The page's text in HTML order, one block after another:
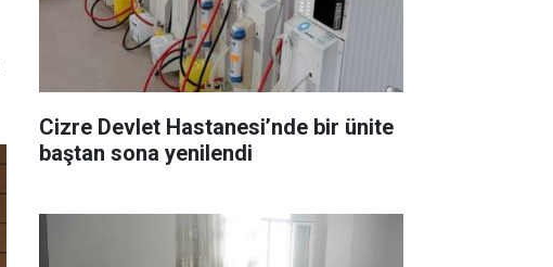
Cizre Devlet Hastanesi’nde bir ünite
baştan sona yenilendi